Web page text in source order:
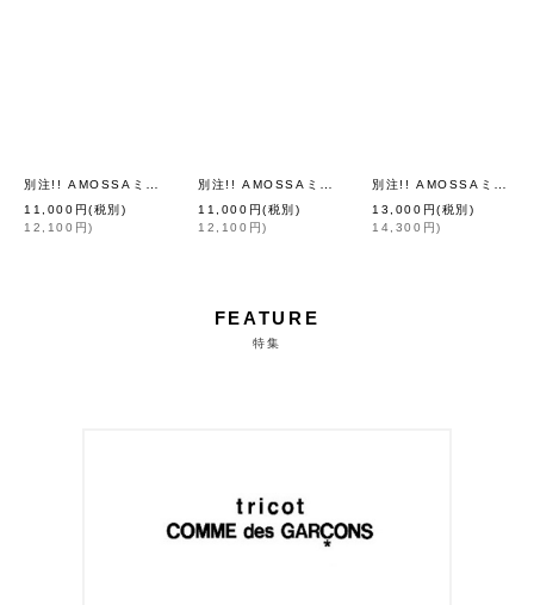
[Dot and
11,000 円(税別)
12,100 円)
11,000 円(税別)
12,100 円)
13,000 円(税別)
14,300 円)
FEATURE
特集